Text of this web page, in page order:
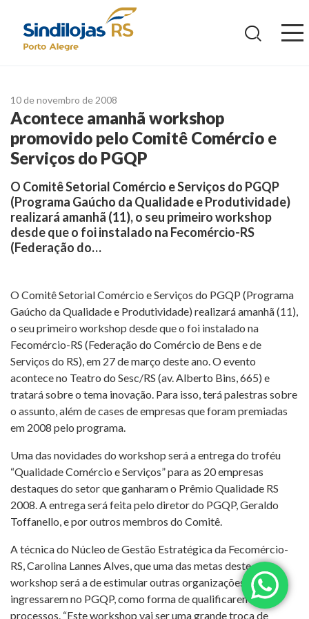
10 de novembro de 2008
Acontece amanhã workshop
promovido pelo Comitê Comércio e
Serviços do PGQP
O Comitê Setorial Comércio e Serviços do PGQP
(Programa Gaúcho da Qualidade e Produtividade)
realizará amanhã (11), o seu primeiro workshop
desde que o foi instalado na Fecomércio-RS
(Federação do…
O Comitê Setorial Comércio e Serviços do PGQP (Programa
Gaúcho da Qualidade e Produtividade) realizará amanhã (11),
o seu primeiro workshop desde que o foi instalado na
Fecomércio-RS (Federação do Comércio de Bens e de
Serviços do RS), em 27 de março deste ano. O evento
acontece no Teatro do Sesc/RS (av. Alberto Bins, 665) e
tratará sobre o tema inovação. Para isso, terá palestras sobre
o assunto, além de cases de empresas que foram premiadas
em 2008 pelo programa.
Uma das novidades do workshop será a entrega do troféu
“Qualidade Comércio e Serviços” para as 20 empresas
destaques do setor que ganharam o Prêmio Qualidade RS
2008. A entrega será feita pelo diretor do PGQP, Geraldo
Toffanello, e por outros membros do Comitê.
A técnica do Núcleo de Gestão Estratégica da Fecomércio-
RS, Carolina Lannes Alves, que uma das metas deste
workshop será a de estimular outras organizações a
ingressarem no PGQP, como forma de qualificarem seus
processos. “Este workshop vai ser uma grande troca de